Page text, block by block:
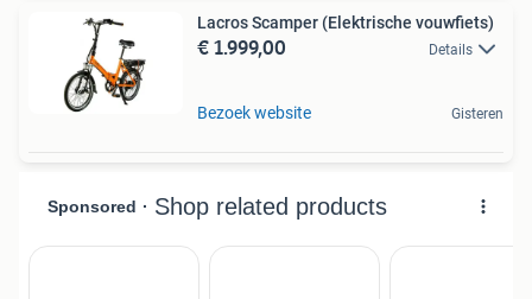
Lacros Scamper (Elektrische vouwfiets)
€ 1.999,00 Details
Bezoek website Gisteren